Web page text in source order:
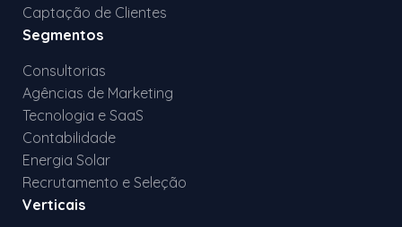
Captação de Clientes
Segmentos
Consultorias
Agências de Marketing
Tecnologia e SaaS
Contabilidade
Energia Solar
Recrutamento e Seleção
Verticais